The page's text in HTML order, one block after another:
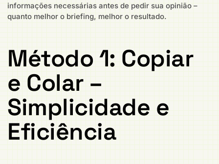
informações necessárias antes de pedir sua opinião –
quanto melhor o briefing, melhor o resultado.
Método 1: Copiar
e Colar –
Simplicidade e
Eficiência